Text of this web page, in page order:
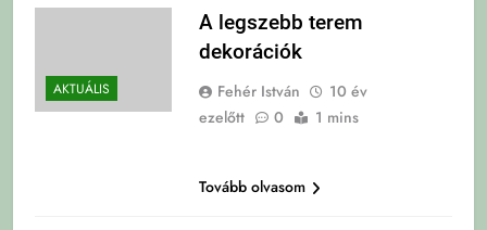
AKTUÁLIS
A legszebb terem
dekorációk
Fehér István
10 év
ezelőtt
0 1 mins
Tovább olvasom